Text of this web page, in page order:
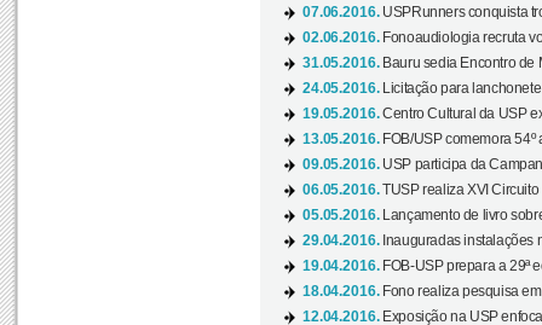
07.06.2016. USPRunners conquista
02.06.2016. Fonoaudiologia recruta
31.05.2016. Bauru sedia Encontro de
24.05.2016.
Licitação para
19.05.2016.Centro Cultural da USP
13.05.2016. FOB/USP comemora
09.05.2016. USP participa da
06.05.2016.TUSP realiza XVI Circuito
05.05.2016.
Lançamento de livro
29.04.2016. Inauguradas instalações
19.04.2016. FOB-USP prepara a 29ª
18.04.2016. Fono realiza pesquisa
12.04.2016. Exposição na USP